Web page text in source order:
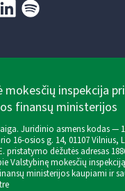
mokesčių inspekcija
finansų ministerijos
Juridinio asmens kodas —
16-osios g. 14, 01107 Vilnius,
pristatymo dėžutės adresas
Valstybinę mokesčių
ministerijos kaupiami ir